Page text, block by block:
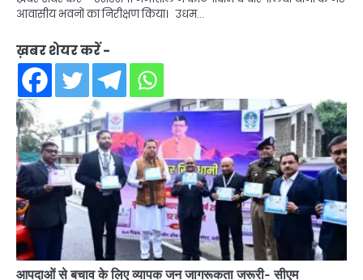
आवासीय भवनों का निरीक्षण किया। उधम…
ख़बर शेयर करें -
आपदाओं से बचाव के लिए व्यापक जन जागरूकता जरूरी- सीएम